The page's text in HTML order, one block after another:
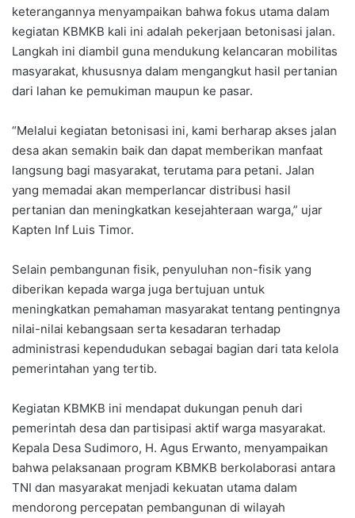
keterangannya menyampaikan bahwa fokus utama dalam
kegiatan KBMKB kali ini adalah pekerjaan betonisasi jalan.
Langkah ini diambil guna mendukung kelancaran mobilitas
masyarakat, khususnya dalam mengangkut hasil pertanian
dari lahan ke pemukiman maupun ke pasar.
“Melalui kegiatan betonisasi ini, kami berharap akses jalan
desa akan semakin baik dan dapat memberikan manfaat
langsung bagi masyarakat, terutama para petani. Jalan
yang memadai akan memperlancar distribusi hasil
pertanian dan meningkatkan kesejahteraan warga,” ujar
Kapten Inf Luis Timor.
Selain pembangunan fisik, penyuluhan non-fisik yang
diberikan kepada warga juga bertujuan untuk
meningkatkan pemahaman masyarakat tentang pentingnya
nilai-nilai kebangsaan serta kesadaran terhadap
administrasi kependudukan sebagai bagian dari tata kelola
pemerintahan yang tertib.
Kegiatan KBMKB ini mendapat dukungan penuh dari
pemerintah desa dan partisipasi aktif warga masyarakat.
Kepala Desa Sudimoro, H. Agus Erwanto, menyampaikan
bahwa pelaksanaan program KBMKB berkolaborasi antara
TNI dan masyarakat menjadi kekuatan utama dalam
mendorong percepatan pembangunan di wilayah